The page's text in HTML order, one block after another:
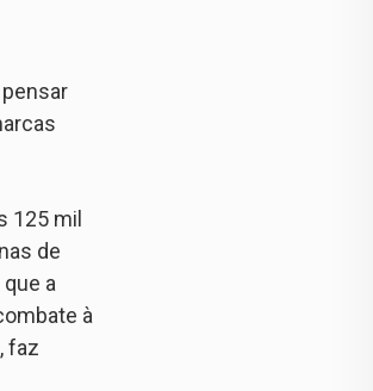
125 mil
de
a
à
faz